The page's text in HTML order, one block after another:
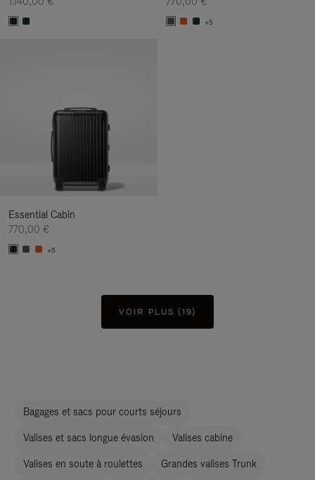
+5
Essential Cabin
770,00 €
+5
VOIR PLUS (19)
Bagages et sacs pour courts séjours
Valises et sacs longue évasion Valises cabine
Valises en soute à roulettes Grandes valises Trunk